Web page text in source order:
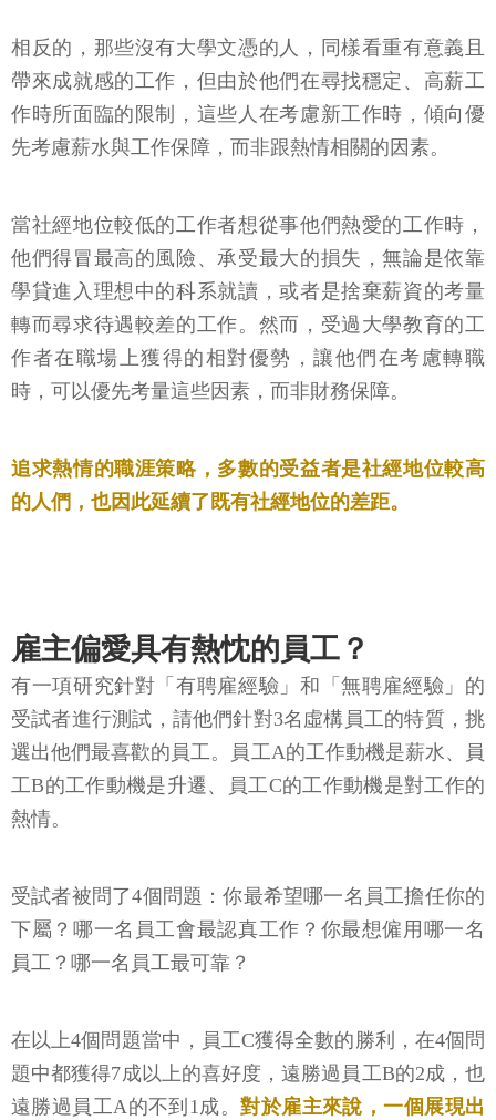
相反的，那些沒有大學文憑的人，同樣看重有意義且
帶來成就感的工作，但由於他們在尋找穩定、高薪工
作時所面臨的限制，這些人在考慮新工作時，傾向優
先考慮薪水與工作保障，而非跟熱情相關的因素。
當社經地位較低的工作者想從事他們熱愛的工作時，
他們得冒最高的風險、承受最大的損失，無論是依靠
學貸進入理想中的科系就讀，或者是捨棄薪資的考量
轉而尋求待遇較差的工作。然而，受過大學教育的工
作者在職場上獲得的相對優勢，讓他們在考慮轉職
時，可以優先考量這些因素，而非財務保障。
追求熱情的職涯策略，多數的受益者是社經地位較高
的人們，也因此延續了既有社經地位的差距。
雇主偏愛具有熱忱的員工？
有一項研究針對「有聘雇經驗」和「無聘雇經驗」的
受試者進行測試，請他們針對3名虛構員工的特質，挑
選出他們最喜歡的員工。員工A的工作動機是薪水、員
工B的工作動機是升遷、員工C的工作動機是對工作的
熱情。
受試者被問了4個問題：你最希望哪一名員工擔任你的
下屬？哪一名員工會最認真工作？你最想僱用哪一名
員工？哪一名員工最可靠？
在以上4個問題當中，員工C獲得全數的勝利，在4個問
題中都獲得7成以上的喜好度，遠勝過員工B的2成，也
遠勝過員工A的不到1成。對於雇主來說，一個展現出